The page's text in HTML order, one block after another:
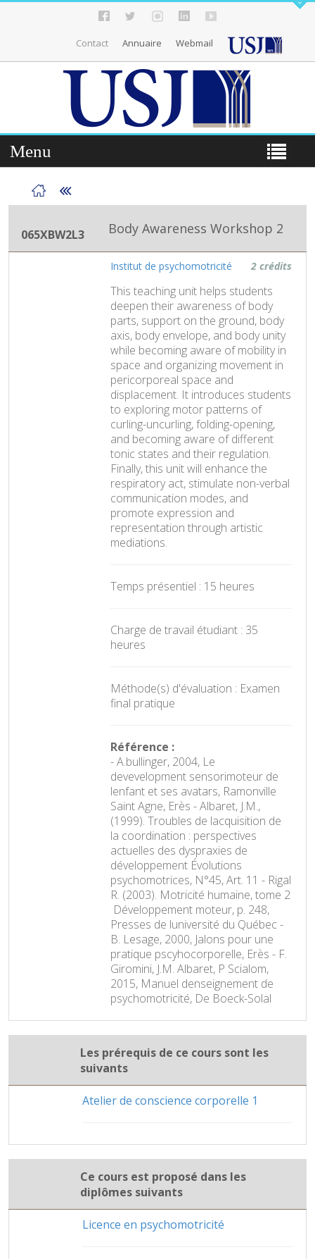
Contact Annuaire Webmail
Menu
065XBW2L3 Body Awareness Workshop 2
Institut de psychomotricité 2 crédits
This teaching unit helps students
deepen their awareness of body
parts, support on the ground, body
axis, body envelope, and body unity
while becoming aware of mobility in
space and organizing movement in
pericorporeal space and
displacement. It introduces students
to exploring motor patterns of
curling-uncurling, folding-opening,
and becoming aware of different
tonic states and their regulation.
Finally, this unit will enhance the
respiratory act, stimulate non-verbal
communication modes, and
promote expression and
representation through artistic
mediations.
Temps présentiel : 15 heures
Charge de travail étudiant : 35
heures
Méthode(s) d'évaluation : Examen
final pratique
Référence :
- A.bullinger, 2004, Le
devevelopment sensorimoteur de
lenfant et ses avatars, Ramonville
Saint Agne, Erès - Albaret, J.M.,
(1999). Troubles de lacquisition de
la coordination : perspectives
actuelles des dyspraxies de
développement Évolutions
psychomotrices, N°45, Art. 11 - Rigal
R. (2003). Motricité humaine, tome 2
 Développement moteur, p. 248,
Presses de luniversité du Québec -
B. Lesage, 2000, Jalons pour une
pratique pscyhocorporelle, Erès - F.
Giromini, J.M. Albaret, P Scialom,
2015, Manuel denseignement de
psychomotricité, De Boeck-Solal
Les prérequis de ce cours sont les
suivants
Atelier de conscience corporelle 1
Ce cours est proposé dans les
diplômes suivants
Licence en psychomotricité